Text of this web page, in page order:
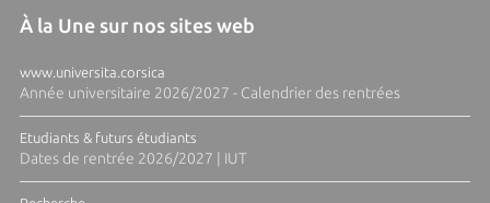
À la Une sur nos sites web
www.universita.corsica
Année universitaire 2026/2027 - Calendrier des rentrées
Etudiants & futurs étudiants
Dates de rentrée 2026/2027 | IUT